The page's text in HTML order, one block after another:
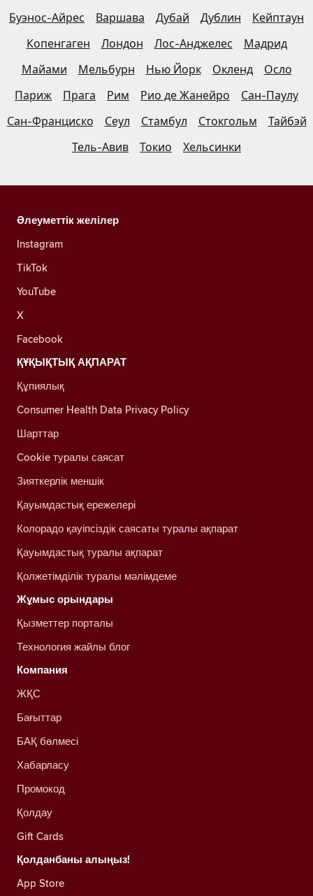
Буэнос-Айрес
Варшава Дубай Дублин
Кейптаун
Копенгаген
Лондон Лос-Анджелес
Мадрид
Майами
Мельбурн Нью Йорк Окленд
Осло
Париж
Прага Рим Рио де Жанейро
Сан-Паулу
Сан-Франциско
Сеул Стамбул Стокгольм
Тайбэй
Тель-Авив
Токио Хельсинки
Әлеуметтік желілер
Instagram
TikTok
YouTube
X
Facebook
ҚҰҚЫҚТЫҚ АҚПАРАТ
Құпиялық
Consumer Health Data Privacy Policy
Шарттар
Cookie туралы саясат
Зияткерлік меншік
Қауымдастық ережелері
Колорадо қауіпсіздік саясаты туралы ақпарат
Қауымдастық туралы ақпарат
Қолжетімділік туралы мәлімдеме
Жұмыс орындары
Қызметтер порталы
Технология жайлы блог
Компания
ЖҚС
Бағыттар
БАҚ бөлмесі
Хабарласу
Промокод
Қолдау
Gift Cards
Қолданбаны алыңыз!
App Store